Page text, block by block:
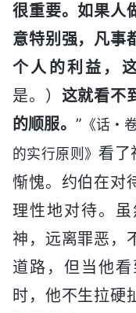
很重要。如果人
意特别强，凡事
个人的利益，
是。） 这就看不
的顺服。 ” 《话・
的实行原则》看了
惭愧。约伯在对
理性地对待。
神，远离罪恶，
道路，但当他
时，他不生拉硬